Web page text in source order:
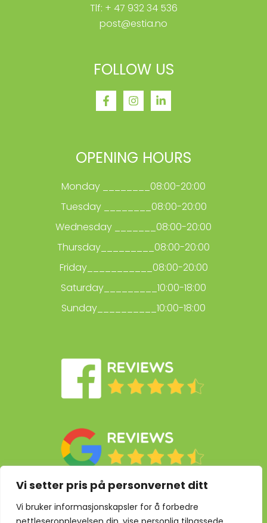
Vi setter pris på personvernet ditt
Vi bruker informasjonskapsler for å forbedre
Tlf: + 47 932 34 536
post@estia.no
FOLLOW US
OPENING HOURS
Monday ________08:00-20:00
Tuesday ________08:00-20:00
Wednesday _______08:00-20:00
Thursday_________08:00-20:00
Friday___________08:00-20:00
Saturday_________10:00-18:00
Sunday__________10:00-18:00